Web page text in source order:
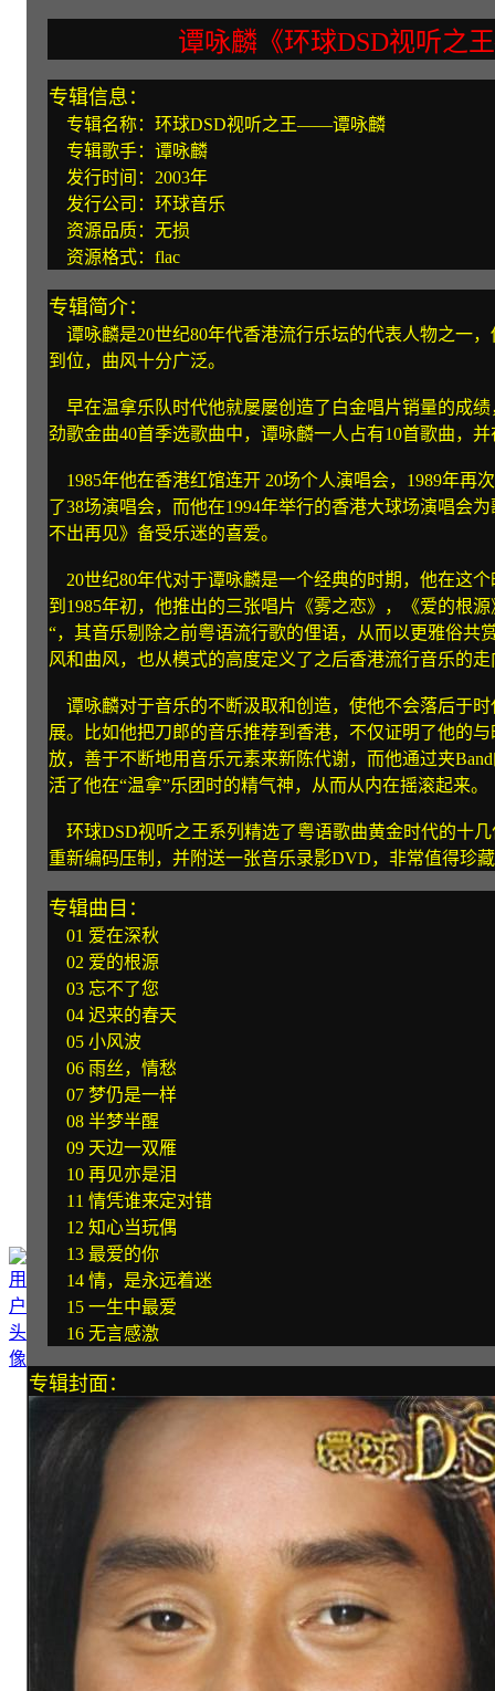
谭咏麟《环球DSD视听之
专辑信息：
专辑名称：环球DSD视听之王——谭咏麟
专辑歌手：谭咏麟
发行时间：2003年
发行公司：环球音乐
资源品质：无损
资源格式：flac
专辑简介：
谭咏麟是20世纪80年代香港流行乐坛的代表人物之一
到位，曲风十分广泛。
早在温拿乐队时代他就屡屡创造了白金唱片销量的成绩
劲歌金曲40首季选歌曲中，谭咏麟一人占有10首歌曲，
1985年他在香港红馆连开 20场个人演唱会，1989年再
了38场演唱会，而他在1994年举行的香港大球场演唱会
不出再见》备受乐迷的喜爱。
20世纪80年代对于谭咏麟是一个经典的时期，他在这
到1985年初，他推出的三张唱片《雾之恋》，《爱的根
“，其音乐剔除之前粤语流行歌的俚语，从而以更雅俗共
风和曲风，也从模式的高度定义了之后香港流行音乐的走
谭咏麟对于音乐的不断汲取和创造，使他不会落后于
展。比如他把刀郎的音乐推荐到香港，不仅证明了他的
放，善于不断地用音乐元素来新陈代谢，而他通过夹
活了他在“温拿”乐团时的精气神，从而从内在摇滚起来。
环球DSD视听之王系列精选了粤语歌曲黄金时代的十
重新编码压制，并附送一张音乐录影DVD，非常值得珍
专辑曲目：
01 爱在深秋
02 爱的根源
03 忘不了您
04 迟来的春天
05 小风波
06 雨丝，情愁
07 梦仍是一样
08 半梦半醒
09 天边一双雁
10 再见亦是泪
11 情凭谁来定对错
12 知心当玩偶
13 最爱的你
14 情，是永远着迷
15 一生中最爱
16 无言感激
专辑封面：